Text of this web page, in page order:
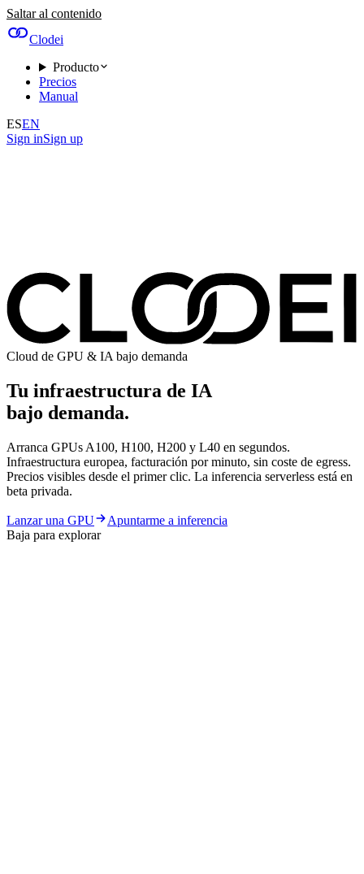
Saltar al contenido
Clodei
Producto
Precios
Manual
ESEN
Sign inSign up
Cloud de GPU & IA bajo demanda
Tu infraestructura de IA
bajo demanda.
Arranca GPUs A100, H100, H200 y L40 en segundos.
Infraestructura europea, facturación por minuto, sin coste de egress.
Precios visibles desde el primer clic. La inferencia serverless está en
beta privada.
Lanzar una GPU
Apuntarme a inferencia
Baja para explorar